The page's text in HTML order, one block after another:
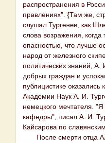
распространения в
правлениях". {Там же,
слушал Тургенев, как
слова возражения,
опасностью, что лучше
народ от железного
политических знаний,
добрых граждан и
публицистике
Академии Наук А. И.
немецкого мечтателя.
кафедры", писал А. И.
Кайсарова по
После смерти отца